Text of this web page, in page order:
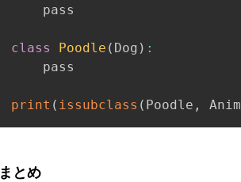
    pass
class Poodle ( Dog ) :
    pass
print ( issubclass ( Poodle ,
まとめ